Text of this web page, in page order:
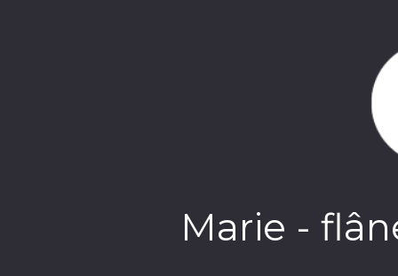
Marie -